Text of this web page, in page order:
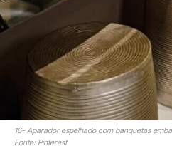
16- Aparador espelhado com banquetas
Fonte: Pinterest